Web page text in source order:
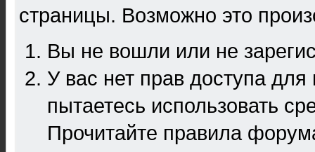
страницы. Возможно это
Вы не вошли или не
У вас нет прав доступа
пытаетесь использовать
Прочитайте правила